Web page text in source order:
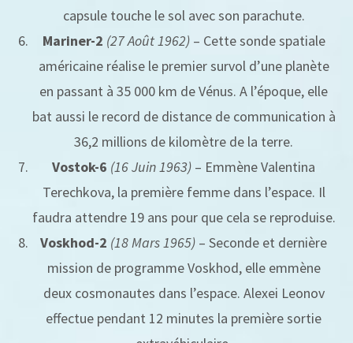
capsule touche le sol avec son parachute.
Mariner-2 (27 Août 1962)– Cette sonde spatiale
américaine réalise le premier survol d’une planète
en passant à 35 000 km de Vénus. A l’époque, elle
bat aussi le record de distance de communication à
36,2 millions de kilomètre de la terre.
Vostok-6 (16 Juin 1963) – Emmène Valentina
Terechkova, la première femme dans l’espace. Il
faudra attendre 19 ans pour que cela se reproduise.
Voskhod-2 (18 Mars 1965) – Seconde et dernière
mission de programme Voskhod, elle emmène
deux cosmonautes dans l’espace. Alexei Leonov
effectue pendant 12 minutes la première sortie